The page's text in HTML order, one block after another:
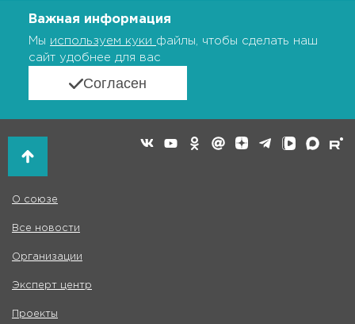
Важная информация
Мы используем куки файлы, чтобы сделать наш
сайт удобнее для вас
Согласен
О союзе
Все новости
Организации
Эксперт центр
Проекты